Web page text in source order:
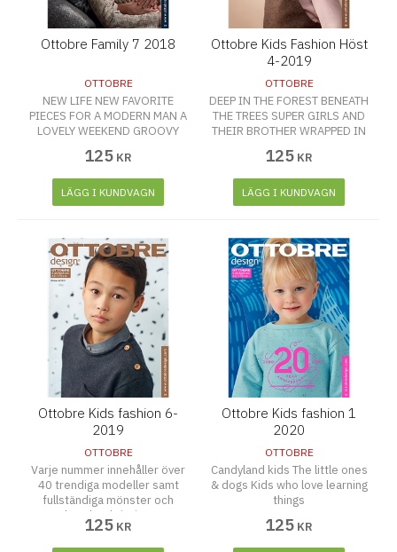
Ottobre Family 7 2018
OTTOBRE
NEW LIFE NEW FAVORITE
PIECES FOR A MODERN MAN A
LOVELY WEEKEND GROOVY
125 KR
LÄGG I KUNDVAGN
Ottobre Kids Fashion Höst
4-2019
OTTOBRE
DEEP IN THE FOREST BENEATH
THE TREES SUPER GIRLS AND
THEIR BROTHER WRAPPED IN
TOWN
125 KR
LÄGG I KUNDVAGN
Ottobre Kids fashion 6-
2019
OTTOBRE
Varje nummer innehåller över
40 trendiga modeller samt
fullständiga mönster och
arbetsbeskrivningar.
125 KR
Ottobre Kids fashion 1
2020
OTTOBRE
Candyland kids The little ones
& dogs Kids who love learning
things
125 KR